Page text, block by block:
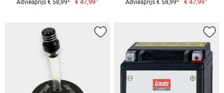
Adviesprijs € 58,99 € 47,99 Adviesprijs € 58,99 € 47,99